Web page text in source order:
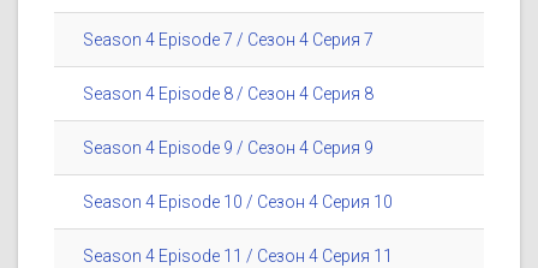
Season 4 Episode 7 / Сезон 4 Серия 7
Season 4 Episode 8 / Сезон 4 Серия 8
Season 4 Episode 9 / Сезон 4 Серия 9
Season 4 Episode 10 / Сезон 4 Серия 10
Season 4 Episode 11 / Сезон 4 Серия 11